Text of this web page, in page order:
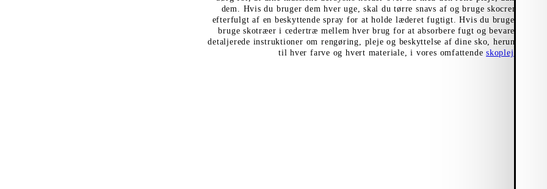
dem. Hvis du bruger dem hver uge, skal du tørre snavs af og bruge skocreme
efterfulgt af en beskyttende spray for at holde læderet fugtigt. Hvis du bruger dem
bruge skotræer i cedertræ mellem hver brug for at absorbere fugt og bevare
detaljerede instruktioner om rengøring, pleje og beskyttelse af dine sko, herunder
til hver farve og hvert materiale, i vores omfattendeskoplejeguide